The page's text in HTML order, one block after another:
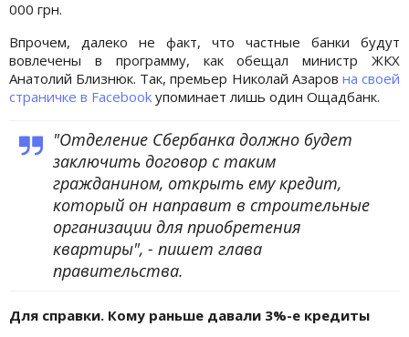
000 грн.
Впрочем, далеко не факт, что частные банки будут
вовлечены в программу, как обещал министр ЖКХ
Анатолий Близнюк. Так, премьер Николай Азаров на своей
страничке в Facebook упоминает лишь один Ощадбанк.
"Отделение Сбербанка должно будет
заключить договор с таким
гражданином, открыть ему кредит,
который он направит в строительные
организации для приобретения
квартиры", - пишет глава
правительства.
Для справки. Кому раньше давали 3%-е кредиты